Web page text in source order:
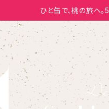
ひと缶で、桃の旅へ